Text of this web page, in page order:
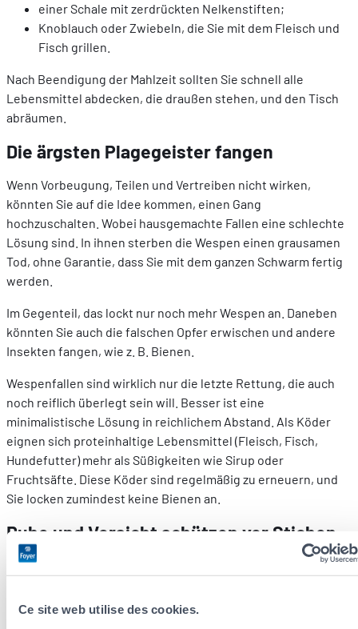
Ce site web utilise des cookies.
einer Schale mit zerdrückten Nelkenstiften;
Knoblauch oder Zwiebeln, die Sie mit dem Fleisch und
Fisch grillen.
Nach Beendigung der Mahlzeit sollten Sie schnell alle
Lebensmittel abdecken, die draußen stehen, und den Tisch
abräumen.
Die ärgsten Plagegeister fangen
Wenn Vorbeugung, Teilen und Vertreiben nicht wirken,
könnten Sie auf die Idee kommen, einen Gang
hochzuschalten. Wobei hausgemachte Fallen eine schlechte
Lösung sind. In ihnen sterben die Wespen einen grausamen
Tod, ohne Garantie, dass Sie mit dem ganzen Schwarm fertig
werden.
Im Gegenteil, das lockt nur noch mehr Wespen an. Daneben
könnten Sie auch die falschen Opfer erwischen und andere
Insekten fangen, wie z. B. Bienen.
Wespenfallen sind wirklich nur die letzte Rettung, die auch
noch reiflich überlegt sein will. Besser ist eine
minimalistische Lösung in reichlichem Abstand. Als Köder
eignen sich proteinhaltige Lebensmittel (Fleisch, Fisch,
Hundefutter) mehr als Süßigkeiten wie Sirup oder
Fruchtsäfte. Diese Köder sind regelmäßig zu erneuern, und
Sie locken zumindest keine Bienen an.
Ruhe und Vorsicht schützen vor Stichen
Das einzige Ziel der Wespe ist die Nahrungsaufnahme und
fühlt. Treten Sie ihr also nicht mit einer Fliegenkatsche oder